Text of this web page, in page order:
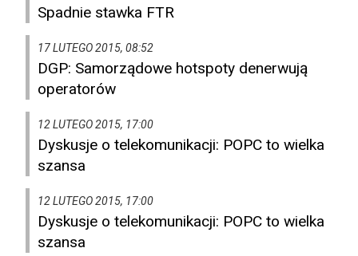
Spadnie stawka FTR
17 LUTEGO 2015, 08:52
DGP: Samorządowe hotspoty denerwują
operatorów
12 LUTEGO 2015, 17:00
Dyskusje o telekomunikacji: POPC to wielka
szansa
12 LUTEGO 2015, 17:00
Dyskusje o telekomunikacji: POPC to wielka
szansa